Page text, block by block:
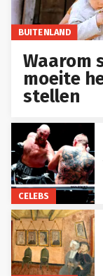
BUITENLAND
Waarom
moeite
stellen
CELEBS